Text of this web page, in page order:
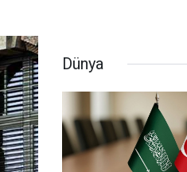
Dünya